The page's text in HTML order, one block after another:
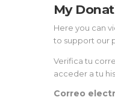
My
Here you can
to support our
Verifica tu
acceder a tu
Correo